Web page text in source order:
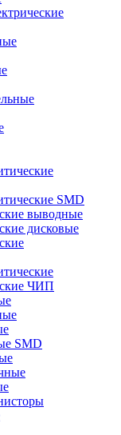
SMD
выводные
дисковые
ЧИП
SMD